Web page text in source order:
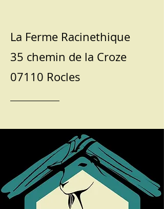
La Ferme Racinethique
35 chemin de la Croze
07110 Rocles